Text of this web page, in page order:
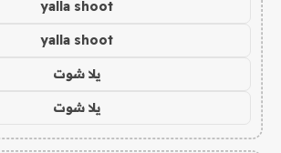
yalla shoot
yalla shoot
يلا شوت
يلا شوت